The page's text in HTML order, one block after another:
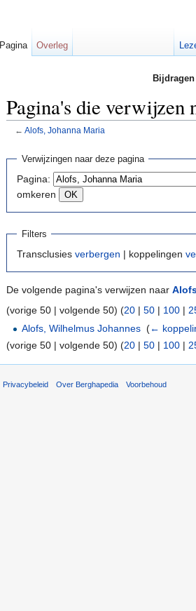
Pagina's die
← Alofs, Johanna Maria
Verwijzingen naar deze pagina
Pagina:
omkeren
Filters
Transclusies verbergen | koppelingen
De volgende pagina's verwijzen naar
(vorige 50 | volgende 50) (20 | 50 | 100 |
Alofs, Wilhelmus Johannes ‎(←
(vorige 50 | volgende 50) (20 | 50 | 100 |
Pagina Overleg
Privacybeleid Over Berghapedia Voorbehoud